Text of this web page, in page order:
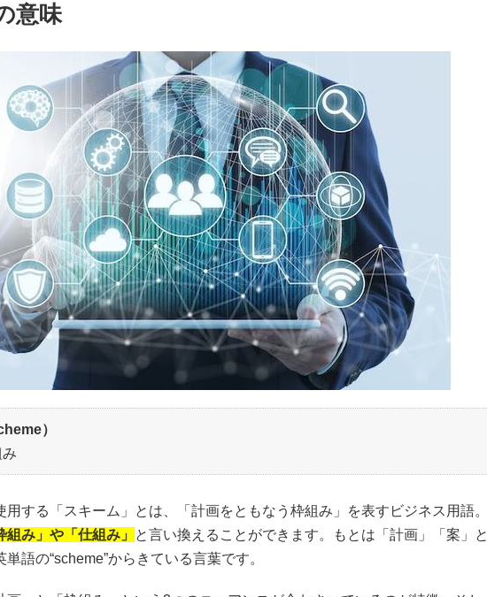
意味
）
用する「スキーム」とは、「計画をともなう枠組み」を表すビジネス用語。
組み」や「仕組み」
と言い換えることができます。もとは「計画」「案」と
語の“scheme”からきている言葉です。